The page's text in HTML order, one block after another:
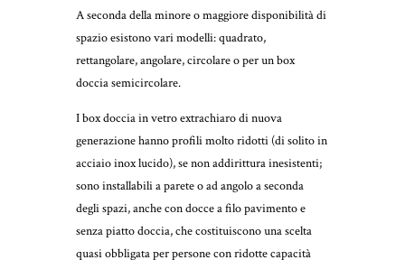
A seconda della minore o maggiore disponibilità di
spazio esistono vari modelli: quadrato,
rettangolare, angolare, circolare o per un box
doccia semicircolare.
I box doccia in vetro extrachiaro di nuova
generazione hanno profili molto ridotti (di solito in
acciaio inox lucido), se non addirittura inesistenti;
sono installabili a parete o ad angolo a seconda
degli spazi, anche con docce a filo pavimento e
senza piatto doccia, che costituiscono una scelta
quasi obbligata per persone con ridotte capacità